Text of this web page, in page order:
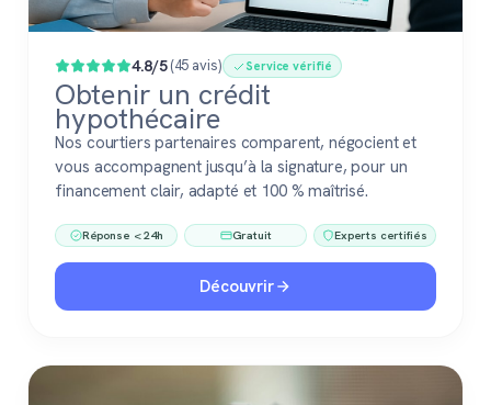
4.8/5(45 avis) Service vérifié
Obtenir un crédit
hypothécaire
Nos courtiers partenaires comparent, négocient et
vous accompagnent jusqu’à la signature, pour un
financement clair, adapté et 100 % maîtrisé.
Réponse < 24h Gratuit Experts certifiés
Découvrir